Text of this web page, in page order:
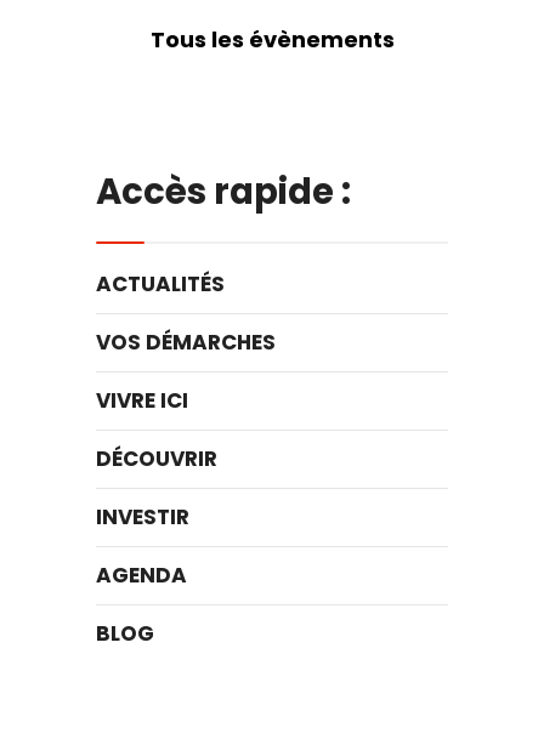
Tous les évènements
Accès rapide :
ACTUALITÉS
VOS DÉMARCHES
VIVRE ICI
DÉCOUVRIR
INVESTIR
AGENDA
BLOG